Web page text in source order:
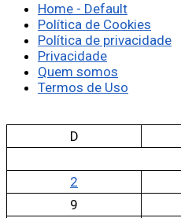
Home - Default
Política de Cookies
Política de privacidade
Privacidade
Quem somos
Termos de Uso
D
2
9